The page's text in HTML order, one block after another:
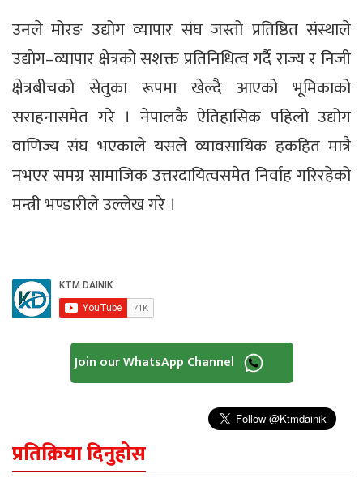
उनले मोरङ उद्योग व्यापार संघ जस्तो प्रतिष्ठित संस्थाले
उद्योग–व्यापार क्षेत्रको सशक्त प्रतिनिधित्व गर्दै राज्य र निजी
क्षेत्रबीचको सेतुका रूपमा खेल्दै आएको भूमिकाको
सराहनासमेत गरे । नेपालकै ऐतिहासिक पहिलो उद्योग
वाणिज्य संघ भएकाले यसले व्यावसायिक हकहित मात्रै
नभएर समग्र सामाजिक उत्तरदायित्वसमेत निर्वाह गरिरहेको
मन्त्री भण्डारीले उल्लेख गरे ।
Join our WhatsApp Channel
प्रतिक्रिया दिनुहोस